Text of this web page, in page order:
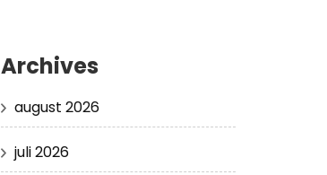
Archives
august 2026
juli 2026